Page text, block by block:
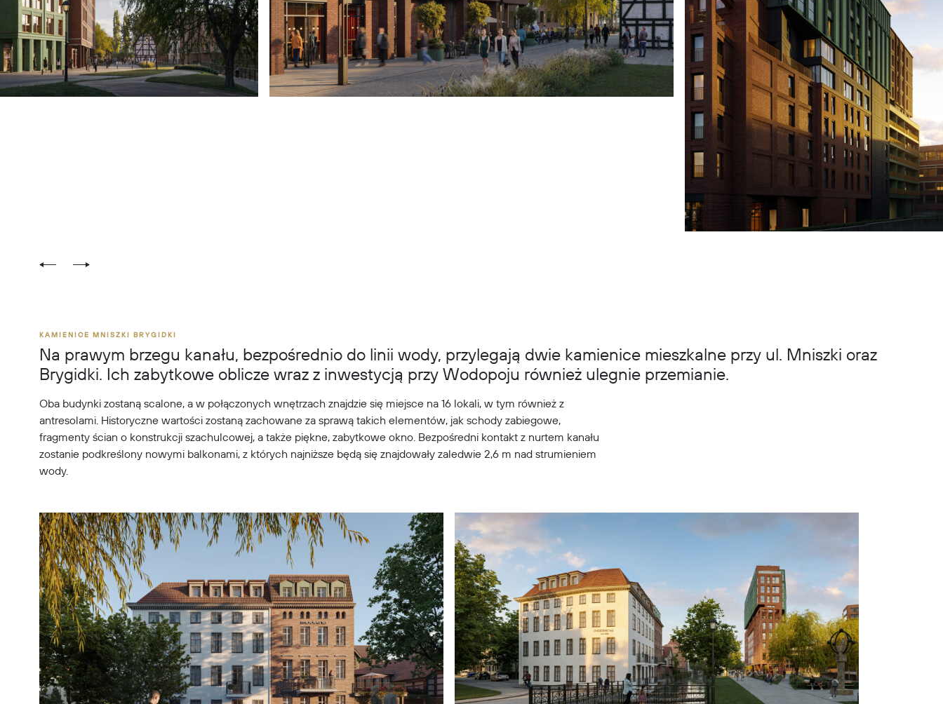
KAMIENICE MNISZKI BRYGIDKI
Na prawym brzegu kanału, bezpośrednio do linii wody, przylegają dwie kamienice mieszkalne przy ul. Mniszki oraz
Brygidki. Ich zabytkowe oblicze wraz z inwestycją przy Wodopoju również ulegnie przemianie.
Oba budynki zostaną scalone, a w połączonych wnętrzach znajdzie się miejsce na 16 lokali, w tym również z
antresolami. Historyczne wartości zostaną zachowane za sprawą takich elementów, jak schody zabiegowe,
fragmenty ścian o konstrukcji szachulcowej, a także piękne, zabytkowe okno. Bezpośredni kontakt z nurtem kanału
zostanie podkreślony nowymi balkonami, z których najniższe będą się znajdowały zaledwie 2,6 m nad strumieniem
wody.